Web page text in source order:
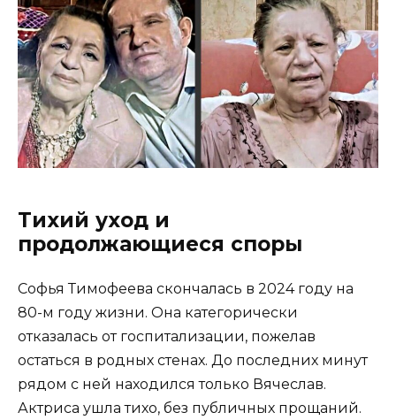
Тихий уход и
продолжающиеся споры
Софья Тимофеева скончалась в 2024 году на
80-м году жизни. Она категорически
отказалась от госпитализации, пожелав
остаться в родных стенах. До последних минут
рядом с ней находился только Вячеслав.
Актриса ушла тихо, без публичных прощаний.